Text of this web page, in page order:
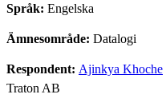
Språk: Engelska
Ämnesområde: Datalogi
Respondent: Ajinkya Khoche
Traton AB